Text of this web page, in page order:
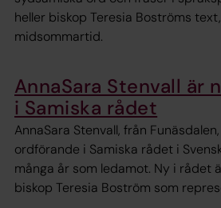
heller biskop Teresia Boströms
midsommartid.
AnnaSara Stenvall är
i Samiska rådet
AnnaSara Stenvall, från
ordförande i Samiska rådet i
många år som ledamot. Ny i rådet
biskop Teresia Boström som